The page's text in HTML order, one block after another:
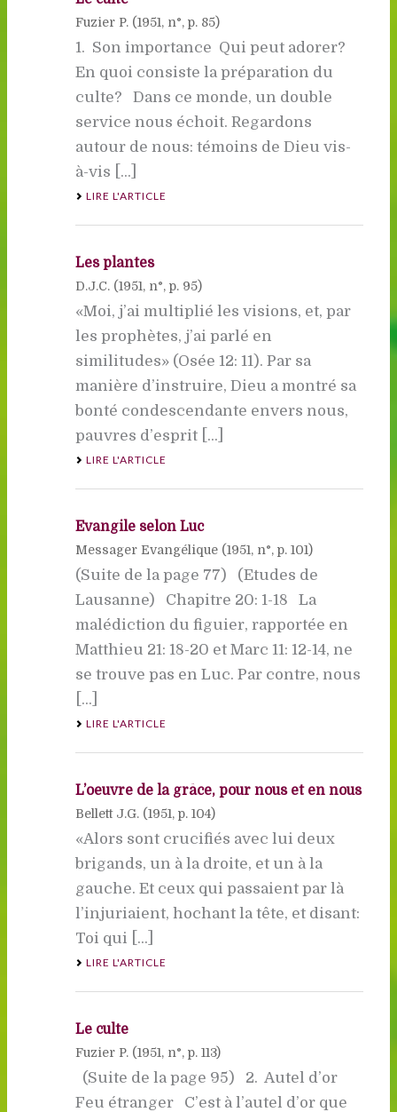
Fuzier P. (1951, n°, p. 85)
1. Son importance  Qui peut adorer? 
En quoi consiste la préparation du
culte? Dans ce monde, un double
service nous échoit. Regardons
autour de nous: témoins de Dieu vis-
à-vis [...]
LIRE L'ARTICLE
Les plantes
D.J.C. (1951, n°, p. 95)
«Moi, j’ai multiplié les visions, et, par
les prophètes, j’ai parlé en
similitudes» (Osée 12: 11). Par sa
manière d’instruire, Dieu a montré sa
bonté condescendante envers nous,
pauvres d’esprit [...]
LIRE L'ARTICLE
Evangile selon Luc
Messager Evangélique (1951, n°, p. 101)
(Suite de la page 77) (Etudes de
Lausanne) Chapitre 20: 1-18 La
malédiction du figuier, rapportée en
Matthieu 21: 18-20 et Marc 11: 12-14, ne
se trouve pas en Luc. Par contre, nous
[...]
LIRE L'ARTICLE
L’oeuvre de la grâce, pour nous et en nous
Bellett J.G. (1951, p. 104)
«Alors sont crucifiés avec lui deux
brigands, un à la droite, et un à la
gauche. Et ceux qui passaient par là
l’injuriaient, hochant la tête, et disant:
Toi qui [...]
LIRE L'ARTICLE
Le culte
Fuzier P. (1951, n°, p. 113)
(Suite de la page 95) 2. Autel d’or 
Feu étranger C’est à l’autel d’or que